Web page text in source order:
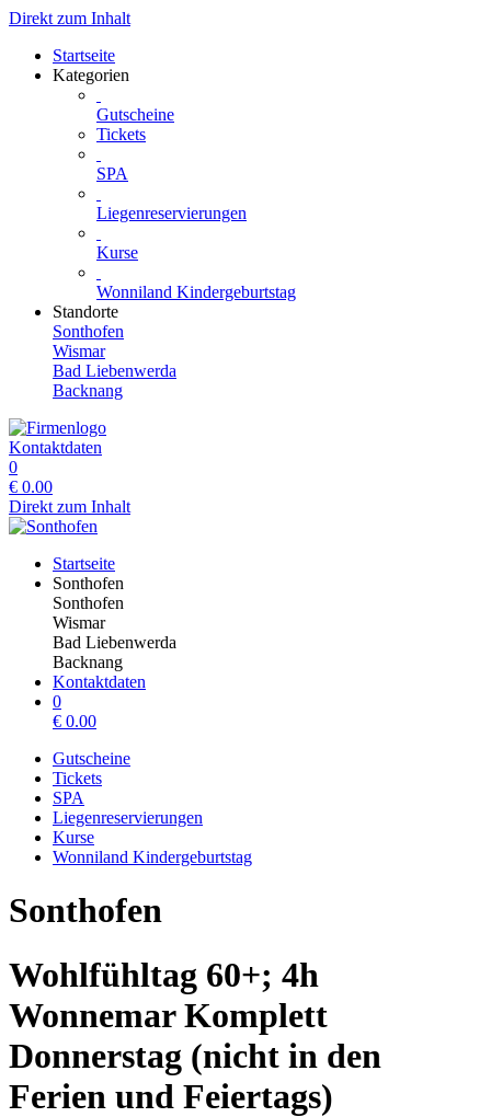
Direkt zum Inhalt
Startseite
Kategorien
Gutscheine
Tickets
SPA
Liegenreservierungen
Kurse
Wonniland Kindergeburtstag
Standorte
Sonthofen
Wismar
Bad Liebenwerda
Backnang
Kontaktdaten
0
€ 0.00
Direkt zum Inhalt
Startseite
Sonthofen
Sonthofen
Wismar
Bad Liebenwerda
Backnang
Kontaktdaten
0
€ 0.00
Gutscheine
Tickets
SPA
Liegenreservierungen
Kurse
Wonniland Kindergeburtstag
Sonthofen
Wohlfühltag 60+; 4h
Wonnemar Komplett
Donnerstag (nicht in den
Ferien und Feiertags)